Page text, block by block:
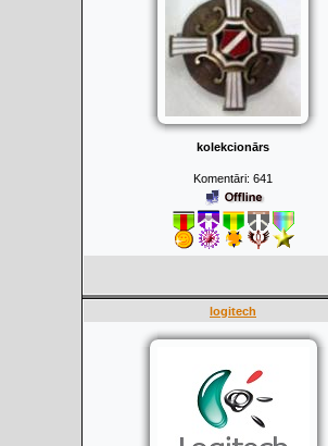
kolekcionārs
Komentāri: 641
logitech